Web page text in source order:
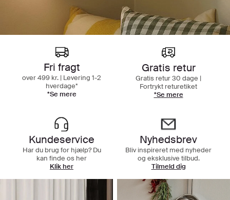
Fri fragt
over 499 kr. | Levering 1-2
hverdage*
*Se mere
Gratis retur
Gratis retur 30 dage |
Fortrykt returetiket
*Se mere
Kundeservice
Har du brug for hjælp? Du
kan finde os her
Klik her
Nyhedsbrev
Bliv inspireret med nyheder
og eksklusive tilbud.
Tilmeld dig
Shop efter rum